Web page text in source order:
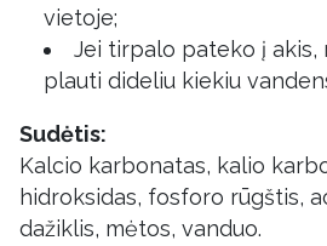
vietoje;
Jei tirpalo pateko į akis,
plauti dideliu kiekiu
Sudėtis:
Kalcio karbonatas, kalio
hidroksidas, fosforo rūgštis,
dažiklis, mėtos, vanduo.